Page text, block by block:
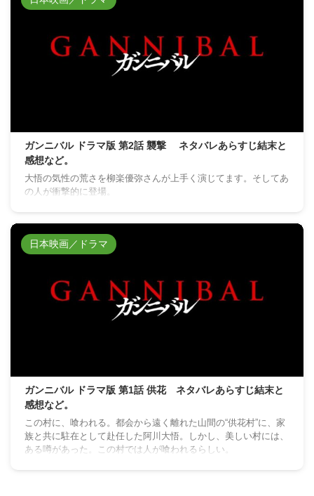
ガンニバル ドラマ版 第2話 襲撃 ネタバレあらすじ結末と
感想など。
大悟の気性の荒さを柳楽優弥さんが上手く演じてます。そしてあ
の人が衝撃的に登場。
日本映画／ドラマ
ガンニバル ドラマ版 第1話 供花 ネタバレあらすじ結末と
感想など。
この村に、喰われる。都会から遠く離れた山間の“供花村”に、家
族と共に駐在として赴任した阿川大悟。しかし、美しい村には、
ある噂があった。この村では人が喰われるらしい。